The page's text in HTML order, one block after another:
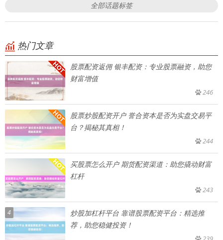
全部话题标签
热门文章
股票配资返佣 银丰配资：专业股票融资，助您
财富增值
246
股票炒股配资开户 誉合资本是否为实盘交易平
台？揭秘其真相！
244
买股票怎么开户 期货配资渠道：助您撬动财富
杠杆
243
4
炒股加杠杆平台 靠谱股票配资平台：精选推
荐，助您稳健投资！